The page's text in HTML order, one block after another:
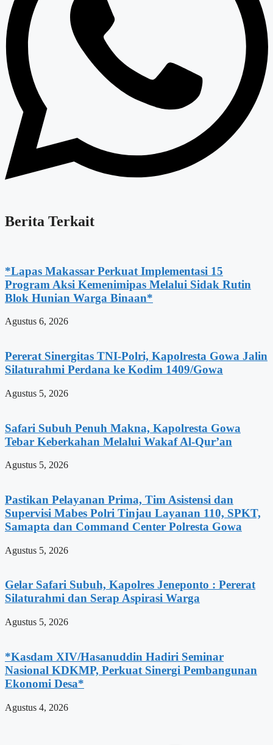
Berita Terkait
*Lapas Makassar Perkuat Implementasi 15
Program Aksi Kemenimipas Melalui Sidak Rutin
Blok Hunian Warga Binaan*
Agustus 6, 2026
Pererat Sinergitas TNI-Polri, Kapolresta Gowa Jalin
Silaturahmi Perdana ke Kodim 1409/Gowa
Agustus 5, 2026
Safari Subuh Penuh Makna, Kapolresta Gowa
Tebar Keberkahan Melalui Wakaf Al-Qur’an
Agustus 5, 2026
Pastikan Pelayanan Prima, Tim Asistensi dan
Supervisi Mabes Polri Tinjau Layanan 110, SPKT,
Samapta dan Command Center Polresta Gowa
Agustus 5, 2026
Gelar Safari Subuh, Kapolres Jeneponto : Pererat
Silaturahmi dan Serap Aspirasi Warga
Agustus 5, 2026
*Kasdam XIV/Hasanuddin Hadiri Seminar
Nasional KDKMP, Perkuat Sinergi Pembangunan
Ekonomi Desa*
Agustus 4, 2026